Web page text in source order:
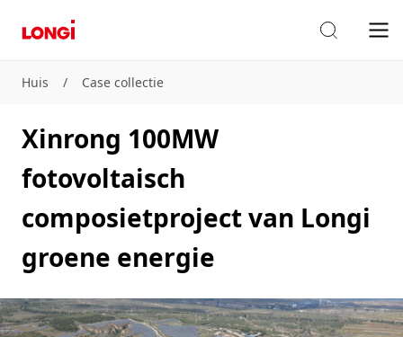
Huis / Case collectie
Xinrong 100MW
fotovoltaisch
composietproject van Longi
groene energie